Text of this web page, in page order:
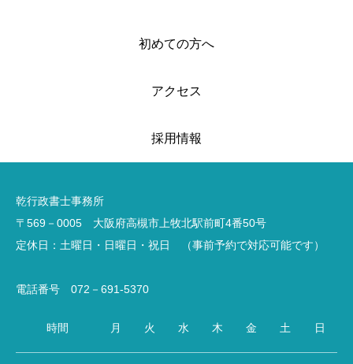
初めての方へ
アクセス
採用情報
乾行政書士事務所
〒569－0005 大阪府高槻市上牧北駅前町4番50号
定休日：土曜日・日曜日・祝日 （事前予約で対応可能です）
電話番号 072－691-5370
時間 月 火 水 木 金 土 日